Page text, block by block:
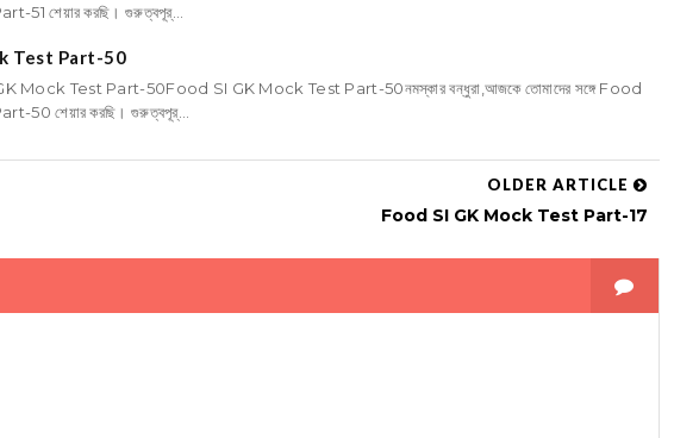
51 শেয়ার করছি। গুরুত্বপূর্...
Test Part-50
Mock Test Part-50Food SI GK Mock Test Part-50নমস্কার বন্ধুরা,আজকে তোমাদের সঙ্গে Food
50 শেয়ার করছি। গুরুত্বপূর্...
OLDER ARTICLE
Food SI GK Mock Test Part-17